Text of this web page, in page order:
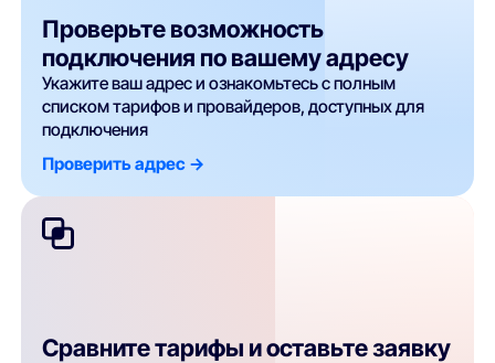
Проверьте возможность
подключения по вашему адресу
Укажите ваш адрес и ознакомьтесь с полным
списком тарифов и провайдеров, доступных для
подключения
Проверить адрес ->
Сравните тарифы и оставьте заявку